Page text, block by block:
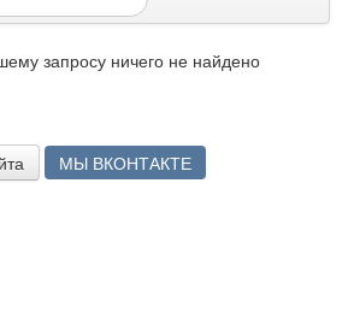
запросу ничего не найдено
МЫ ВКОНТАКТЕ